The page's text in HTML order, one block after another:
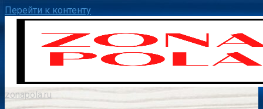
Перейти к контенту
zonapola.ru